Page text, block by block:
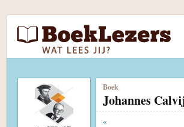
Boek
Johannes
«